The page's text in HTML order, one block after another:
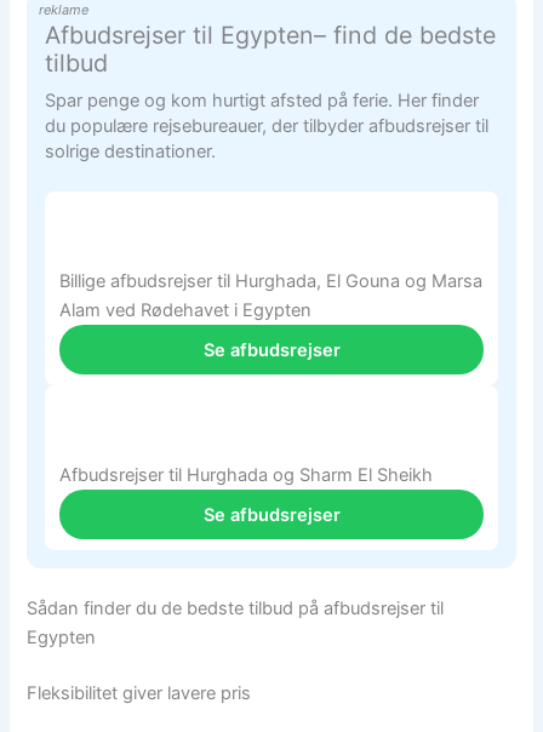
reklame
Afbudsrejser til Egypten– find de bedste
tilbud
Spar penge og kom hurtigt afsted på ferie. Her finder
du populære rejsebureauer, der tilbyder afbudsrejser til
solrige destinationer.
Billige afbudsrejser til Hurghada, El Gouna og Marsa
Alam ved Rødehavet i Egypten
Se afbudsrejser
Afbudsrejser til Hurghada og Sharm El Sheikh
Se afbudsrejser
Sådan finder du de bedste tilbud på afbudsrejser til
Egypten
Fleksibilitet giver lavere pris